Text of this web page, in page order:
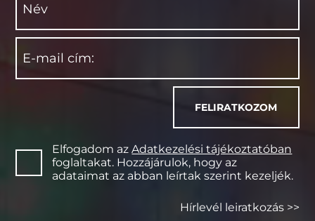
Elfogadom azAdatkezelési tájékoztatóban
foglaltakat. Hozzájárulok, hogy az
adataimat az abban leírtak szerint kezeljék.
Hírlevél leiratkozás >>